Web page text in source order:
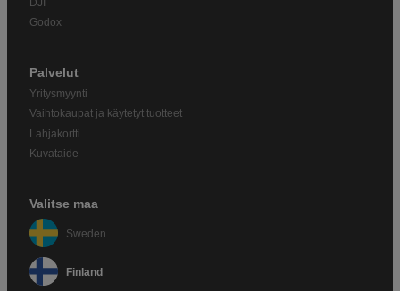
DJI
Godox
Palvelut
Yritysmyynti
Vaihtokaupat ja käytetyt tuotteet
Lahjakortti
Kuvataide
Valitse maa
Sweden
Finland